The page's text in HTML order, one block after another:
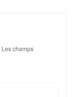
Les champs